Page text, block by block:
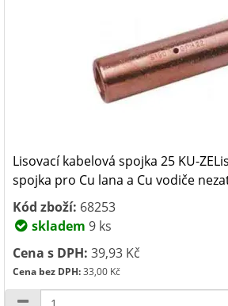
Lisovací kabelová spojka 25 KU-
spojka pro Cu lana a Cu vodiče
Kód zboží: 68253
skladem 9 ks
Cena s DPH: 39,93 Kč
Cena bez DPH:33,00 Kč